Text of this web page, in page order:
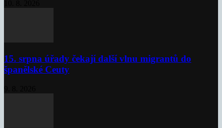
15. srpna úřady čekají další vlnu migrantů do
španělské Ceuty